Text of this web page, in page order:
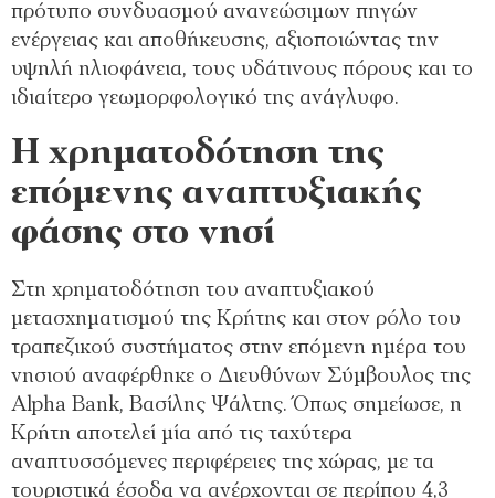
πρότυπο συνδυασμού ανανεώσιμων πηγών
ενέργειας και αποθήκευσης, αξιοποιώντας την
υψηλή ηλιοφάνεια, τους υδάτινους πόρους και το
ιδιαίτερο γεωμορφολογικό της ανάγλυφο.
Η χρηματοδότηση της
επόμενης αναπτυξιακής
φάσης στο νησί
Στη χρηματοδότηση του αναπτυξιακού
μετασχηματισμού της Κρήτης και στον ρόλο του
τραπεζικού συστήματος στην επόμενη ημέρα του
νησιού αναφέρθηκε ο Διευθύνων Σύμβουλος της
Alpha Bank, Βασίλης Ψάλτης. Όπως σημείωσε, η
Κρήτη αποτελεί μία από τις ταχύτερα
αναπτυσσόμενες περιφέρειες της χώρας, με τα
τουριστικά έσοδα να ανέρχονται σε περίπου 4,3